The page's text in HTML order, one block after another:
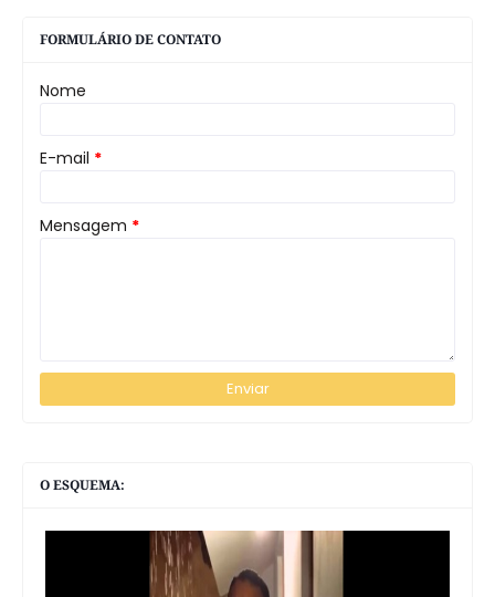
FORMULÁRIO DE CONTATO
Nome
E-mail *
Mensagem *
O ESQUEMA: